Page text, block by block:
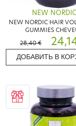
NEW NORDIC
NEW NORDIC HAIR
GUMMIES
28,40 €
ДОБАВИТЬ В